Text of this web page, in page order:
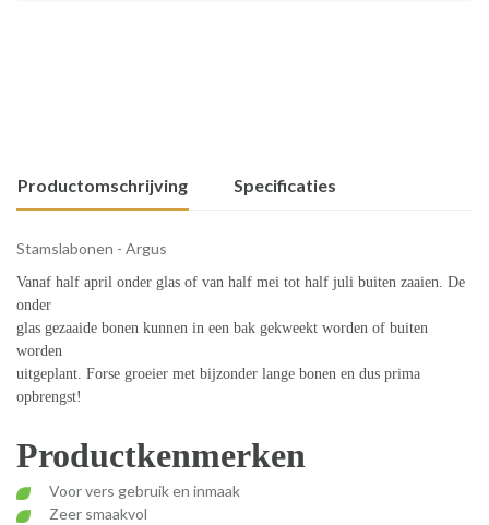
Productomschrijving Specificaties
Stamslabonen - Argus
Vanaf half april onder glas of van half mei tot half juli buiten zaaien. De
onder
glas gezaaide bonen kunnen in een bak gekweekt worden of buiten
worden
uitgeplant. Forse groeier met bijzonder lange bonen en dus prima
opbrengst!
Productkenmerken
Voor vers gebruik en inmaak
Zeer smaakvol